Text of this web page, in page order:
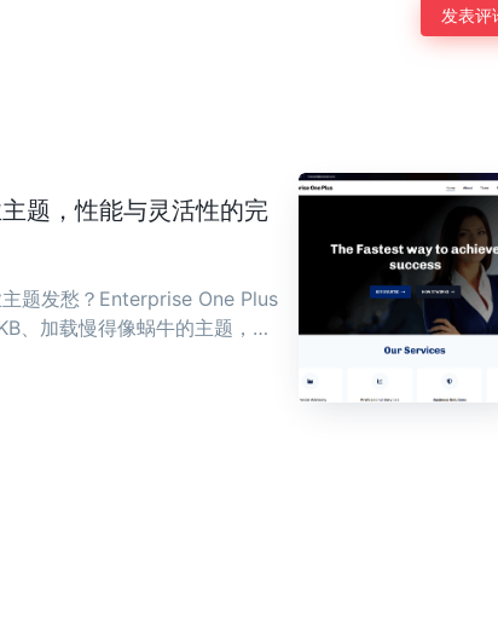
题，性能与灵活性的完
题发愁？Enterprise One Plus
、加载慢得像蜗牛的主题，而